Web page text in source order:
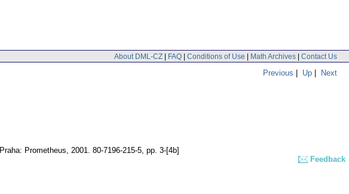
About DML-CZ | FAQ | Conditions of Use | Math Archives | Contact Us
Previous | Up | Next
Praha: Prometheus, 2001. 80-7196-215-5, pp. 3-[4b]
Feedback